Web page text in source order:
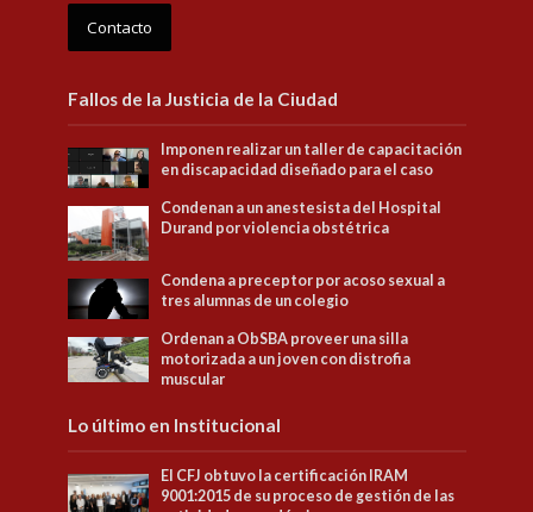
Contacto
Fallos de la Justicia de la Ciudad
Imponen realizar un taller de capacitación
en discapacidad diseñado para el caso
Condenan a un anestesista del Hospital
Durand por violencia obstétrica
Condena a preceptor por acoso sexual a
tres alumnas de un colegio
Ordenan a ObSBA proveer una silla
motorizada a un joven con distrofia
muscular
Lo último en Institucional
El CFJ obtuvo la certificación IRAM
9001:2015 de su proceso de gestión de las